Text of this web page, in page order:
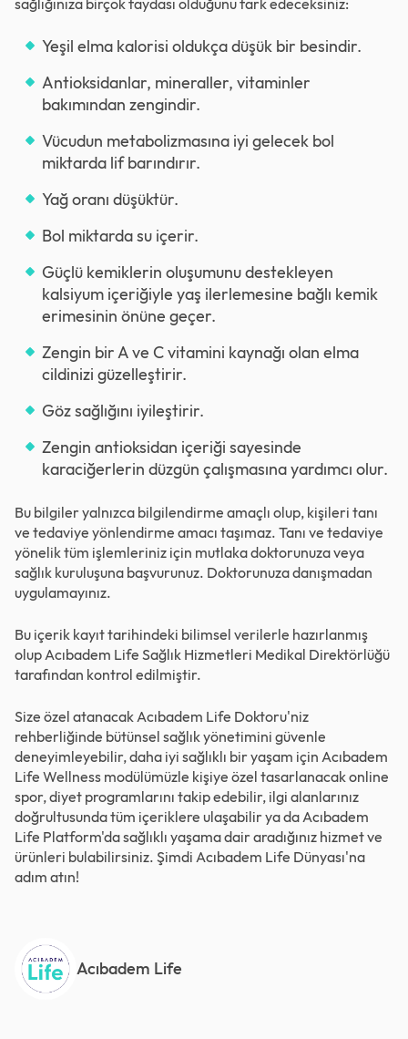
sağlığınıza birçok faydası olduğunu fark edeceksiniz:
Yeşil elma kalorisi oldukça düşük bir besindir.
Antioksidanlar, mineraller, vitaminler
bakımından zengindir.
Vücudun metabolizmasına iyi gelecek bol
miktarda lif barındırır.
Yağ oranı düşüktür.
Bol miktarda su içerir.
Güçlü kemiklerin oluşumunu destekleyen
kalsiyum içeriğiyle yaş ilerlemesine bağlı kemik
erimesinin önüne geçer.
Zengin bir A ve C vitamini kaynağı olan elma
cildinizi güzelleştirir.
Göz sağlığını iyileştirir.
Zengin antioksidan içeriği sayesinde
karaciğerlerin düzgün çalışmasına yardımcı olur.
Bu bilgiler yalnızca bilgilendirme amaçlı olup, kişileri tanı
ve tedaviye yönlendirme amacı taşımaz. Tanı ve tedaviye
yönelik tüm işlemleriniz için mutlaka doktorunuza veya
sağlık kuruluşuna başvurunuz. Doktorunuza danışmadan
uygulamayınız.
Bu içerik kayıt tarihindeki bilimsel verilerle hazırlanmış
olup Acıbadem Life Sağlık Hizmetleri Medikal Direktörlüğü
tarafından kontrol edilmiştir.
Size özel atanacak Acıbadem Life Doktoru'niz
rehberliğinde bütünsel sağlık yönetimini güvenle
deneyimleyebilir, daha iyi sağlıklı bir yaşam için Acıbadem
Life Wellness modülümüzle kişiye özel tasarlanacak online
spor, diyet programlarını takip edebilir, ilgi alanlarınız
doğrultusunda tüm içeriklere ulaşabilir ya da Acıbadem
Life Platform'da sağlıklı yaşama dair aradığınız hizmet ve
ürünleri bulabilirsiniz. Şimdi Acıbadem Life Dünyası'na
adım atın!
Acıbadem Life